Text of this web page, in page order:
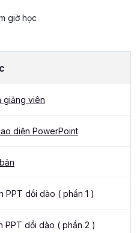
giờ học
giảng viên
diện PowerPoint
PPT dồi dào ( phần 1 )
PPT dồi dào ( phần 2 )